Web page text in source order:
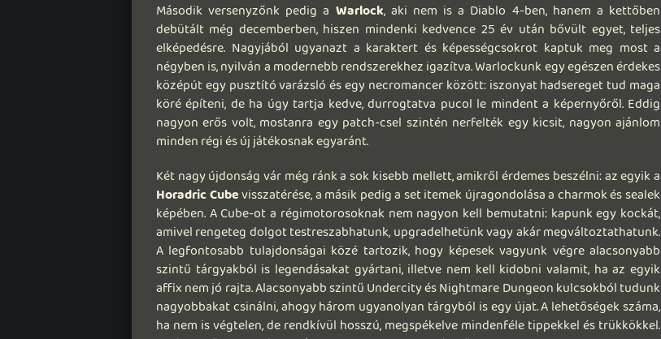
Második versenyzőnk pedig a Warlock, aki nem is a Diablo 4-ben, hanem a kettőben
debütált még decemberben, hiszen mindenki kedvence 25 év után bővült egyet, teljes
elképedésre. Nagyjából ugyanazt a karaktert és képességcsokrot kaptuk meg most a
négyben is, nyilván a modernebb rendszerekhez igazítva. Warlockunk egy egészen érdekes
középút egy pusztító varázsló és egy necromancer között: iszonyat hadsereget tud maga
köré építeni, de ha úgy tartja kedve, durrogtatva pucol le mindent a képernyőről. Eddig
nagyon erős volt, mostanra egy patch-csel szintén nerfelték egy kicsit, nagyon ajánlom
minden régi és új játékosnak egyaránt.
Két nagy újdonság vár még ránk a sok kisebb mellett, amikről érdemes beszélni: az egyik a
Horadric Cubevisszatérése, a másik pedig a set itemek újragondolása a charmok és sealek
képében. A Cube-ot a régimotorosoknak nem nagyon kell bemutatni: kapunk egy kockát,
amivel rengeteg dolgot testreszabhatunk, upgradelhetünk vagy akár megváltoztathatunk.
A legfontosabb tulajdonságai közé tartozik, hogy képesek vagyunk végre alacsonyabb
szintű tárgyakból is legendásakat gyártani, illetve nem kell kidobni valamit, ha az egyik
affix nem jó rajta. Alacsonyabb szintű Undercity és Nightmare Dungeon kulcsokból tudunk
nagyobbakat csinálni, ahogy három ugyanolyan tárgyból is egy újat. A lehetőségek száma,
ha nem is végtelen, de rendkívül hosszú, megspékelve mindenféle tippekkel és trükkökkel.